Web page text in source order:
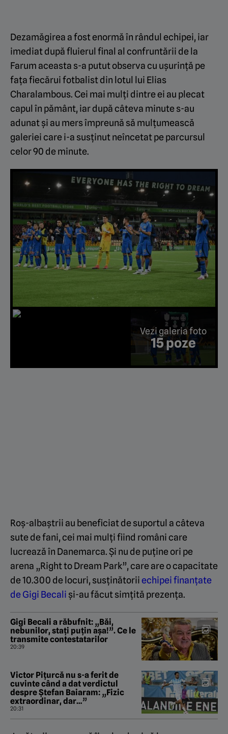
Dezamăgirea a fost enormă în rândul echipei, iar
imediat după fluierul final al confruntării de la
Farum aceasta s-a putut observa cu ușurință pe
fața fiecărui fotbalist din lotul lui Elias
Charalambous. Cei mai mulți dintre ei au plecat
capul în pământ, iar după câteva minute s-au
adunat și au mers împreună să mulțumească
galeriei care i-a susținut neîncetat pe parcursul
celor 90 de minute.
Vezi galeria foto
15 poze
Roș-albaștrii au beneficiat de suportul a câteva
sute de fani, cei mai mulți fiind români care
lucrează în Danemarca. Și nu de puține ori pe
arena „Right to Dream Park”, care are o capacitate
de 10.300 de locuri, susținătoriiechipei finanțate
de Gigi Becali și-au făcut simțită prezența.
Gigi Becali a răbufnit: „Băi,
nebunilor, stați puțin așa!”. Ce le
transmite contestatarilor
20:39
Victor Pițurcă nu s-a ferit de
cuvinte când a dat verdictul
despre Ștefan Baiaram: „Fizic
extraordinar, dar…”
20:31